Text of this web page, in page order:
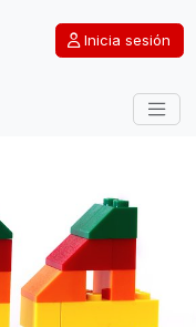
Inicia sesión